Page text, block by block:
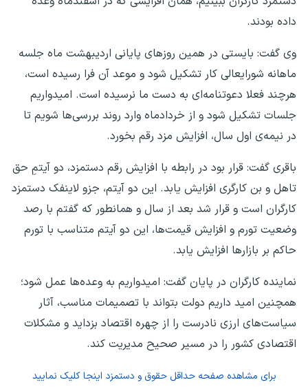
داده بودند.
وی گفت: بایستی در همین روزهای پایانی اردیبهشت ماه جلسه
ماهانه شورایعالی کار تشکیل شود و موعد آن فرا رسیده است،
هرچند فعلا دعوتنامه‌ای به دست ما نرسیده است. امیدواریم
جلسات تشکیل شود و از خردادماه وارد روند بررسی‌ها شویم تا
در نیمه‌ی اول سال، افزایش مزد رقم بخورد.
باقری گفت: قرار بود در رابطه با افزایش رقم دستمزد، دو آیتمِ حق
تاهل و بن کارگری افزایش یابد. این دو آیتم، جزو لاینفک دستمزد
کارگران است و قرار شد بعد از سال و همانطور که گفتم با رصد
وضعیت تورم و افزایش قیمت‌ها، این دو آیتم متناسب با تورم
حاکم بر بازارها افزایش یابد.
نماینده کارگران در پایان گفت: امیدواریم به وعده‌ها عمل شود؛
همچنین امید داریم دولت بتواند با تصمیمات مناسب، آثار
سیاست‌های ارزی نادرست را از چهره اقتصاد بزداید و مشکلات
اقتصادی کشور را در مسیر صحیح مدیریت کند.
برای مشاهده صفحه حداقل حقوق و دستمزد اینجا کلیک نمایید